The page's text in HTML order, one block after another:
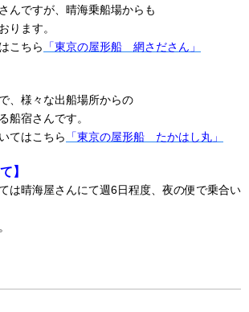
んですが、晴海乗船場からも
ります。
こちら
「東京の屋形船 網さださん」
、様々な出船場所からの
船宿さんです。
てはこちら
「東京の屋形船 たかはし丸」
】
は晴海屋さんにて週6日程度、夜の便で乗合い